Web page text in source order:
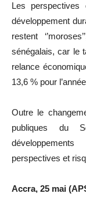
Les perspectives
développement
restent
sénégalais, car le
relance
13,6 % pour
Outre le
publiques du
perspectives et
Accra, 25 mai